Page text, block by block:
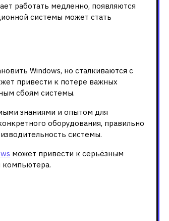
работать медленно, появляются
системы может стать
Windows, но сталкиваются с
привести к потере важных
сбоям системы.
знаниями и опытом для
оборудования, правильно
системы.
может привести к серьёзным
компьютера.